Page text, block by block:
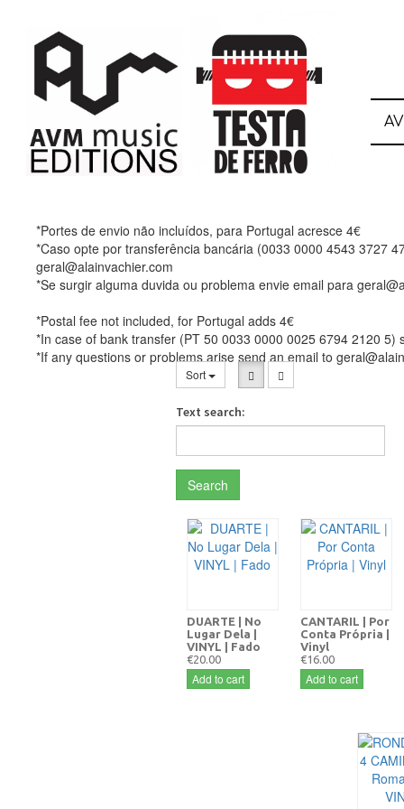
Sort
Text search:
Search
DUARTE | No
Lugar Dela |
VINYL | Fado
€20.00
Add to cart
CANTARIL | Por
Conta Própria |
Vinyl
€16.00
Add to cart
*Portes de envio não incluídos, para Portugal acresce 4€
*Caso opte por transferência bancária (0033 0000 4543 3727
geral@alainvachier.com
*Se surgir alguma duvida ou problema envie email para
*Postal fee not included, for Portugal adds 4€
*In case of bank transfer (PT 50 0033 0000 0025 6794 2120 5)
*If any questions or problems arise send an email to